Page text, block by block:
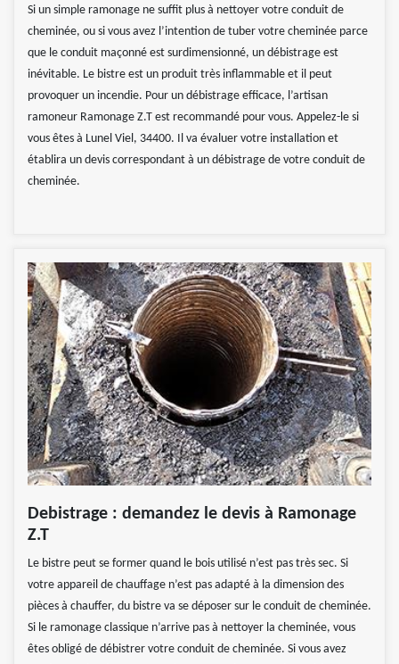
Si un simple ramonage ne suffit plus à nettoyer votre conduit de
cheminée, ou si vous avez l’intention de tuber votre cheminée parce
que le conduit maçonné est surdimensionné, un débistrage est
inévitable. Le bistre est un produit très inflammable et il peut
provoquer un incendie. Pour un débistrage efficace, l’artisan
ramoneur Ramonage Z.T est recommandé pour vous. Appelez-le si
vous êtes à Lunel Viel, 34400. Il va évaluer votre installation et
établira un devis correspondant à un débistrage de votre conduit de
cheminée.
Debistrage : demandez le devis à Ramonage
Z.T
Le bistre peut se former quand le bois utilisé n’est pas très sec. Si
votre appareil de chauffage n’est pas adapté à la dimension des
pièces à chauffer, du bistre va se déposer sur le conduit de cheminée.
Si le ramonage classique n’arrive pas à nettoyer la cheminée, vous
êtes obligé de débistrer votre conduit de cheminée. Si vous avez